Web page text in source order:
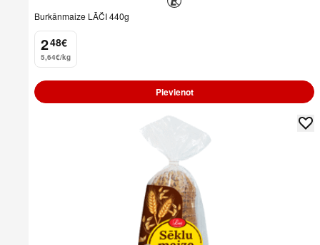
Burkānmaize LĀČI 440g
2
. 48€
5,64€/kg
Pievienot